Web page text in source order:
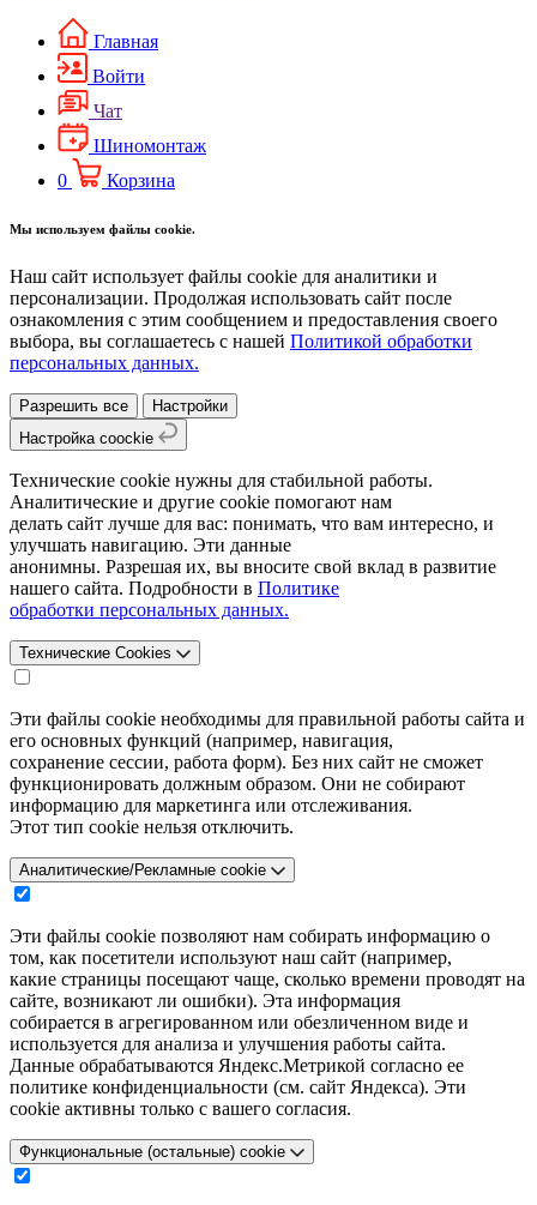
Главная
Войти
Чат
Шиномонтаж
0
Корзина
Мы используем файлы cookie.
Наш сайт использует файлы cookie для аналитики и
персонализации. Продолжая использовать сайт после
ознакомления с этим сообщением и предоставления своего
выбора, вы соглашаетесь с нашей Политикой обработки
персональных данных.
Разрешить все
Настройки
Настройка coockie
Технические cookie нужны для стабильной работы.
Аналитические и другие cookie помогают нам
делать сайт лучше для вас: понимать, что вам интересно, и
улучшать навигацию. Эти данные
анонимны. Разрешая их, вы вносите свой вклад в развитие
нашего сайта. Подробности в Политике
обработки персональных данных.
Технические Cookies
Эти файлы cookie необходимы для правильной работы сайта и
его основных функций (например, навигация,
сохранение сессии, работа форм). Без них сайт не сможет
функционировать должным образом. Они не собирают
информацию для маркетинга или отслеживания.
Этот тип cookie нельзя отключить.
Аналитические/Рекламные cookie
Эти файлы cookie позволяют нам собирать информацию о
том, как посетители используют наш сайт (например,
какие страницы посещают чаще, сколько времени проводят на
сайте, возникают ли ошибки). Эта информация
собирается в агрегированном или обезличенном виде и
используется для анализа и улучшения работы сайта.
Данные обрабатываются Яндекс.Метрикой согласно ее
политике конфиденциальности (см. сайт Яндекса). Эти
cookie активны только с вашего согласия.
Функциональные (остальные) cookie